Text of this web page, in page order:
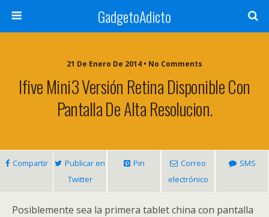
GadgetoAdicto
21 De Enero De 2014 • No Comments
Ifive Mini3 Versión Retina Disponible Con
Pantalla De Alta Resolucion.
Compartir
Publicar en
Twitter
Pin
Correo
electrónico
SMS
Posiblemente sea la primera tablet china con pantalla